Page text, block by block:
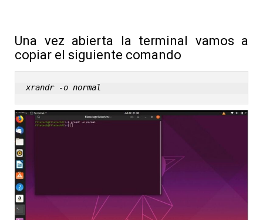
Una vez abierta la terminal vamos a
copiar el siguiente comando
xrandr -o normal